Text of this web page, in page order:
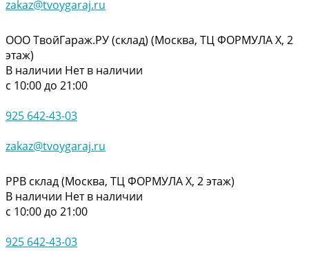
zakaz@tvoygaraj.ru
ООО ТвойГараж.РУ (склад) (Москва, ТЦ ФОРМУЛА Х, 2
этаж)
В наличии Нет в наличии
с 10:00 до 21:00
925 642-43-03
zakaz@tvoygaraj.ru
РРВ склад (Москва, ТЦ ФОРМУЛА Х, 2 этаж)
В наличии Нет в наличии
с 10:00 до 21:00
925 642-43-03